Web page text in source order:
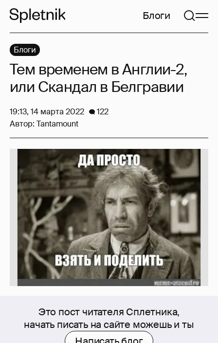
Блоги
Это пост читателя Сплетника,
начать писать на сайте можешь и ты
Блоги
Тем временем в Англии-2,
или Скандал в Белгравии
19:13, 14 марта 2022
122
Автор: Tantamount